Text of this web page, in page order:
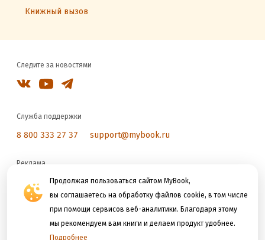
Продолжая пользоваться сайтом MyBook,
вы соглашаетесь на обработку файлов cookie, в том числе
при помощи сервисов веб-аналитики. Благодаря этому
мы рекомендуем вам книги и делаем продукт удобнее.
Подробнее
Книжный вызов
Следите за новостями
Служба поддержки
8 800 333 27 37 support@mybook.ru
Реклама
reklama@litres.ru
Мы принимаем к оплате